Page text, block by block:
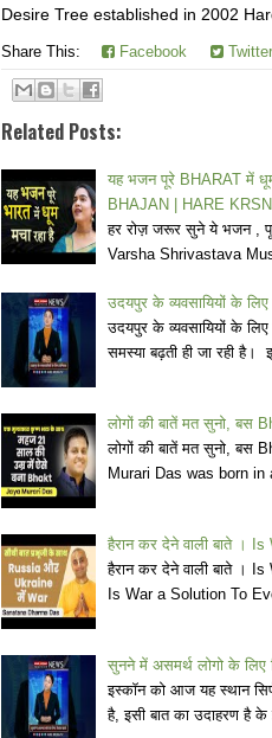
Desire Tree established in 2002
Share This: Facebook Twitter
Related Posts:
यह भजन पूरे BHARAT में
BHAJAN | HARE
हर रोज़ जरूर सुने ये भजन ,
Varsha Shrivastava
उदयपुर के व्यवसायियों के
उदयपुर के व्यवसायियों के
समस्या बढ़ती ही जा रही
लोगों की बातें मत सुनो, बस
लोगों की बातें मत सुनो,
Murari Das was born
हैरान कर देने वाली बाते ।
हैरान कर देने वाली बाते ।
Is War a Solution To
सुनने में असमर्थ लोगो के
इस्कॉन को आज यह स्थान
है, इसी बात का उदाहरण है के